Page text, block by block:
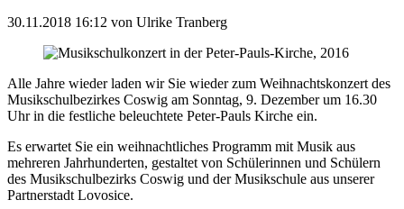
30.11.2018 16:12 von Ulrike Tranberg
Alle Jahre wieder laden wir Sie wieder zum Weihnachtskonzert des
Musikschulbezirkes Coswig am Sonntag, 9. Dezember um 16.30
Uhr in die festliche beleuchtete Peter-Pauls Kirche ein.
Es erwartet Sie ein weihnachtliches Programm mit Musik aus
mehreren Jahrhunderten, gestaltet von Schülerinnen und Schülern
des Musikschulbezirks Coswig und der Musikschule aus unserer
Partnerstadt Lovosice.